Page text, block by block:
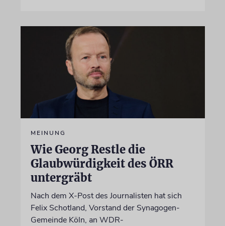
MEINUNG
Wie Georg Restle die
Glaubwürdigkeit des ÖRR
untergräbt
Nach dem X-Post des Journalisten hat sich
Felix Schotland, Vorstand der Synagogen-
Gemeinde Köln, an WDR-